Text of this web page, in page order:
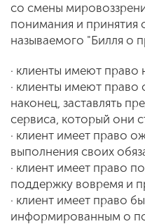
со смены
понимания и принятия
называемого "Билля о
· клиенты имеют
· клиенты имеют право
наконец, заставлять
сервиса, который они
· клиент имеет право
выполнения своих
· клиент имеет право
поддержку вовремя и
· клиент имеет право
информированным о